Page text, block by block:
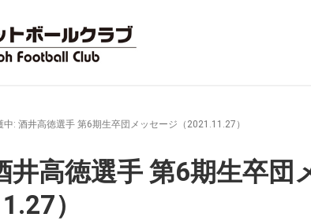
中: 酒井高徳選手 第6期生卒団メッセージ（2021.11.27）
井高徳選手 第6期生卒団
）